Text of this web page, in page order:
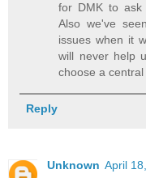
for DMK to ask
Also we've
issues when it
will never help
choose a central
Reply
Unknown April